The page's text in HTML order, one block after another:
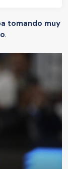
tomando muy
.